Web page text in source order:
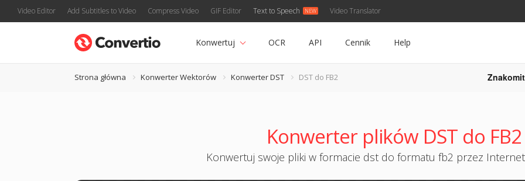
Video Editor Add Subtitles to Video Compress Video GIF Editor Text to Speech Video Translator
Konwertuj OCR API Cennik Help
Strona główna Konwerter Wektorów Konwerter DST DST do FB2
Konwerter plików DST do FB2
Konwertuj swoje pliki w formacie dst do formatu fb2 przez Internet